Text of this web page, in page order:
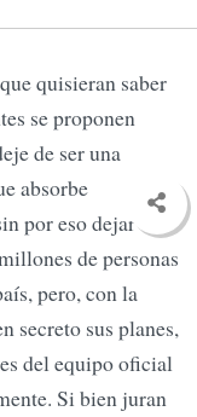
quisieran saber
se proponen
de ser una
absorbe
por eso dejar de
de personas
pero, con la
secreto sus planes,
del equipo oficial
Si bien juran